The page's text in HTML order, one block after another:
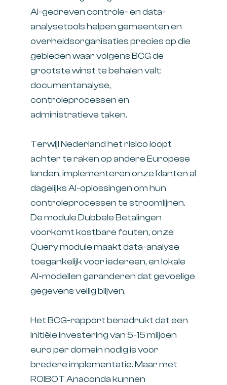
AI-gedreven controle- en data-
analysetools helpen gemeenten en
overheidsorganisaties precies op die
gebieden waar volgens BCG de
grootste winst te behalen valt:
documentanalyse,
controleprocessen en
administratieve taken.
Terwijl Nederland het risico loopt
achter te raken op andere Europese
landen, implementeren onze klanten al
dagelijks AI-oplossingen om hun
controleprocessen te stroomlijnen.
De module Dubbele Betalingen
voorkomt kostbare fouten, onze
Query module maakt data-analyse
toegankelijk voor iedereen, en lokale
AI-modellen garanderen dat gevoelige
gegevens veilig blijven.
Het BCG-rapport benadrukt dat een
initiële investering van 5-15 miljoen
euro per domein nodig is voor
bredere implementatie. Maar met
ROIBOT Anaconda kunnen